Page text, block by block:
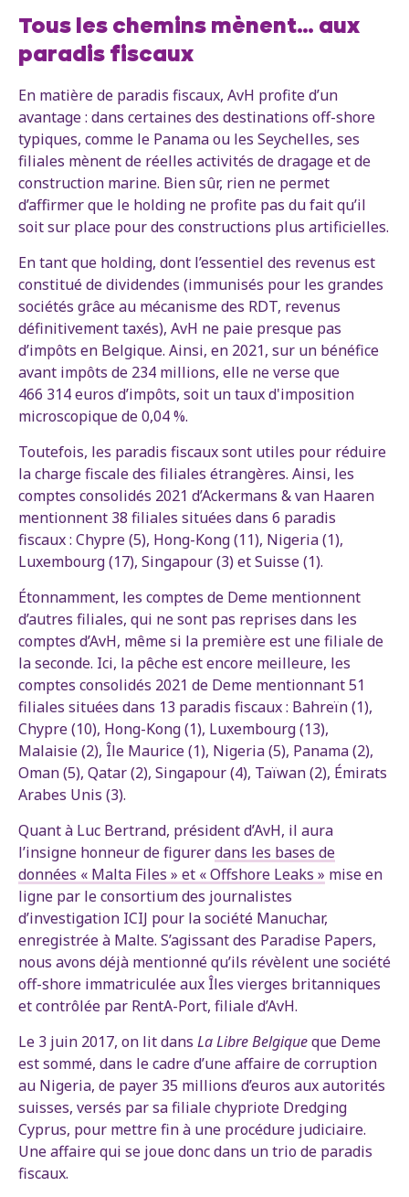
Tous les chemins mènent… aux
paradis fiscaux
En matière de paradis fiscaux, AvH profite d’un
avantage : dans certaines des destinations off-shore
typiques, comme le Panama ou les Seychelles, ses
filiales mènent de réelles activités de dragage et de
construction marine. Bien sûr, rien ne permet
d’affirmer que le holding ne profite pas du fait qu’il
soit sur place pour des constructions plus artificielles.
En tant que holding, dont l’essentiel des revenus est
constitué de dividendes (immunisés pour les grandes
sociétés grâce au mécanisme des RDT, revenus
définitivement taxés), AvH ne paie presque pas
d’impôts en Belgique. Ainsi, en 2021, sur un bénéfice
avant impôts de 234 millions, elle ne verse que
466 314 euros d’impôts, soit un taux d'imposition
microscopique de 0,04 %.
Toutefois, les paradis fiscaux sont utiles pour réduire
la charge fiscale des filiales étrangères. Ainsi, les
comptes consolidés 2021 d’Ackermans & van Haaren
mentionnent 38 filiales situées dans 6 paradis
fiscaux : Chypre (5), Hong-Kong (11), Nigeria (1),
Luxembourg (17), Singapour (3) et Suisse (1).
Étonnamment, les comptes de Deme mentionnent
d’autres filiales, qui ne sont pas reprises dans les
comptes d’AvH, même si la première est une filiale de
la seconde. Ici, la pêche est encore meilleure, les
comptes consolidés 2021 de Deme mentionnant 51
filiales situées dans 13 paradis fiscaux : Bahreïn (1),
Chypre (10), Hong-Kong (1), Luxembourg (13),
Malaisie (2), Île Maurice (1), Nigeria (5), Panama (2),
Oman (5), Qatar (2), Singapour (4), Taïwan (2), Émirats
Arabes Unis (3).
Quant à Luc Bertrand, président d’AvH, il aura
l’insigne honneur de figurerdans les bases de
données « Malta Files » et « Offshore Leaks » mise en
ligne par le consortium des journalistes
d’investigation ICIJ pour la société Manuchar,
enregistrée à Malte. S’agissant des Paradise Papers,
nous avons déjà mentionné qu’ils révèlent une société
off-shore immatriculée aux Îles vierges britanniques
et contrôlée par RentA-Port, filiale d’AvH.
Le 3 juin 2017, on lit dans La Libre Belgiqueque Deme
est sommé, dans le cadre d’une affaire de corruption
au Nigeria, de payer 35 millions d’euros aux autorités
suisses, versés par sa filiale chypriote Dredging
Cyprus, pour mettre fin à une procédure judiciaire.
Une affaire qui se joue donc dans un trio de paradis
fiscaux.